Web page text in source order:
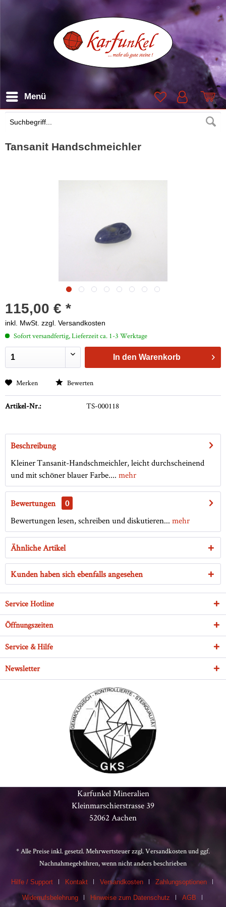
Suchen
Menü
Tansanit Handschmeichler
115,00 € *
inkl. MwSt. zzgl. Versandkosten
Sofort versandfertig, Lieferzeit ca. 1-3 Werktage
In den Warenkorb
Merken Bewerten
Artikel-Nr.: TS-000118
Beschreibung
Kleiner Tansanit-Handschmeichler, leicht durchscheinend
und mit schöner blauer Farbe.... mehr
Bewertungen
0
Bewertungen lesen, schreiben und diskutieren... mehr
Ähnliche Artikel
Kunden haben sich ebenfalls angesehen
Service Hotline
Öffnungszeiten
Service & Hilfe
Newsletter
Karfunkel Mineralien
Kleinmarschierstrasse 39
52062 Aachen
* Alle Preise inkl. gesetzl. Mehrwertsteuer zzgl.Versandkostenund ggf.
Nachnahmegebühren, wenn nicht anders beschrieben
Hilfe / Support Kontakt Versandkosten Zahlungsoptionen
Widerrufsbelehrung Hinweise zum Datenschutz AGB